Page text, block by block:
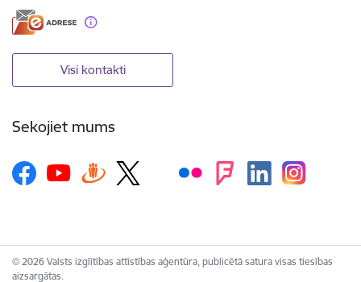
Visi kontakti
Sekojiet mums
© 2026 Valsts izglītības attīstības aģentūra, publicētā satura visas tiesības
aizsargātas.